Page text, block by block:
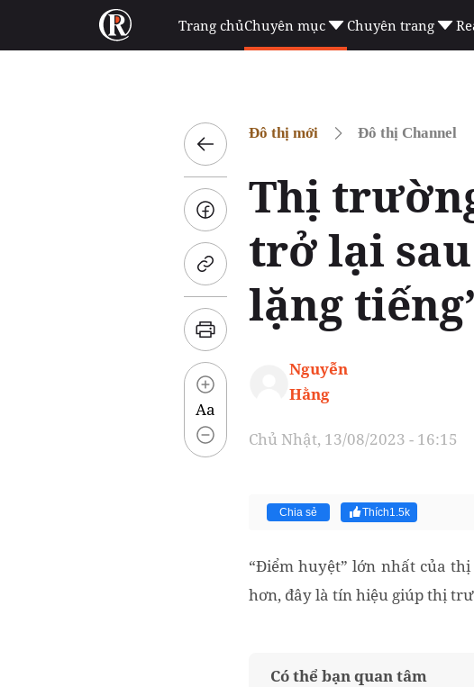
Trang chủChuyên mục Chuyên trang
Aa
Đô thị mới Đô thị Channel
Thị
trở lại
lặng
Nguyễn
Hằng
Chủ Nhật, 13/08/2023 - 16:15
Chia sẻ Thích1.5k
“Điểm huyệt” lớn nhất của
hơn, đây là tín hiệu giúp thị
Có thể bạn quan tâm